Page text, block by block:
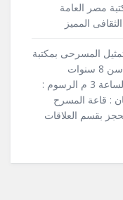
مصر العامة
المميز
المسرحى بمكتبة
مصر العامة بالزقازيقالفئة العمرية : من سن 8 سنوات
فأكثر الموعد : السبت والاثنين والاربعاء الساعة 3 م الرسوم :
المكان : قاعة المسرح
بقسم العلاقات